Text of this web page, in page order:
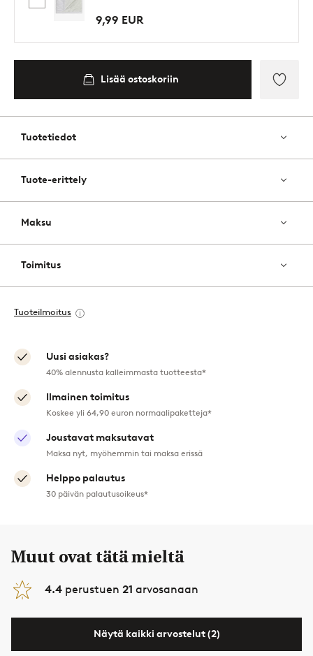
9,99 EUR
Lisää ostoskoriin
Tuotetiedot
Tuote-erittely
Maksu
Toimitus
Tuoteilmoitus
Uusi asiakas?
40% alennusta kalleimmasta tuotteesta*
Ilmainen toimitus
Koskee yli 64,90 euron normaalipaketteja*
Joustavat maksutavat
Maksa nyt, myöhemmin tai maksa erissä
Helppo palautus
30 päivän palautusoikeus*
Muut ovat tätä mieltä
4.4 perustuen 21 arvosanaan
Näytä kaikki arvostelut (2)